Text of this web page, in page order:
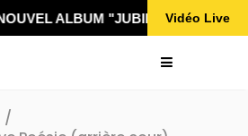
ALBUM "JUBILÄ 432"Vidéo Live
/